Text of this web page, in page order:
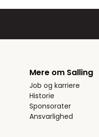
Mere om Salling
Job og karriere
Historie
Sponsorater
Ansvarlighed